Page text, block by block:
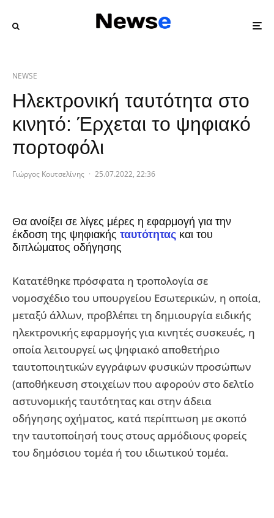
NEWSE
Ηλεκτρονική ταυτότητα στο
κινητό: Έρχεται το ψηφιακό
πορτοφόλι
Γιώργος Κουτσελίνης · 25.07.2022, 22:36
Θα ανοίξει σε λίγες μέρες η εφαρμογή για την
έκδοση της ψηφιακής ταυτότητας και του
διπλώματος οδήγησης
Κατατέθηκε πρόσφατα η τροπολογία σε
νομοσχέδιο του υπουργείου Εσωτερικών, η οποία,
μεταξύ άλλων, προβλέπει τη δημιουργία ειδικής
ηλεκτρονικής εφαρμογής για κινητές συσκευές, η
οποία λειτουργεί ως ψηφιακό αποθετήριο
ταυτοποιητικών εγγράφων φυσικών προσώπων
(αποθήκευση στοιχείων που αφορούν στο δελτίο
αστυνομικής ταυτότητας και στην άδεια
οδήγησης οχήματος, κατά περίπτωση με σκοπό
την ταυτοποίησή τους στους αρμόδιους φορείς
του δημόσιου τομέα ή του ιδιωτικού τομέα.